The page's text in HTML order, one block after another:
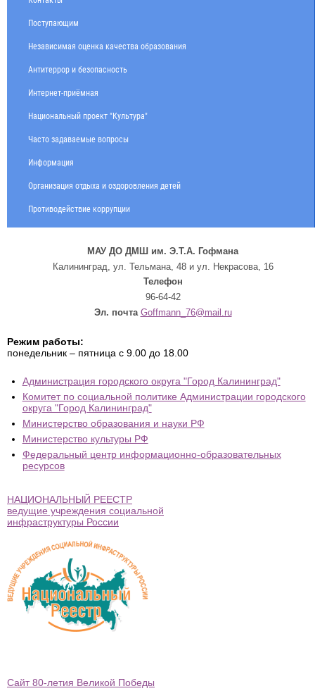
Поступающим
Независимая оценка качества образования
Антитеррор и безопасность
Интернет-приёмная
Национальный проект "Культура"
Часто задаваемые вопросы
Информация
Организация отдыха и оздоровления детей
Противодействие коррупции
МАУ ДО ДМШ им. Э.Т.А. Гофмана
Калининград, ул. Тельмана, 48 и ул. Некрасова, 16
Телефон
96-64-42
Эл. почта Goffmann_76@mail.ru
Режим работы:
понедельник – пятница с 9.00 до 18.00
Администрация городского округа "Город Калининград"
Комитет по социальной политике Администрации городского
округа "Город Калининград"
Министерство образования и науки РФ
Министерство культуры РФ
Федеральный центр информационно-образовательных
ресурсов
НАЦИОНАЛЬНЫЙ РЕЕСТР
ведущие учреждения социальной
инфраструктуры России
Сайт 80-летия Великой Победы